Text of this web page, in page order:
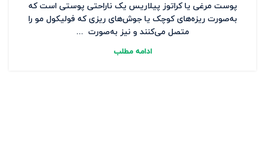
پوست مرغی یا کراتوز پیلاریس یک ناراحتی پوستی است که
به‌صورت ریزه‌های کوچک یا جوش‌های ریزی که فولیکول مو را
متصل می‌کنند و نیز به‌صورت ...
ادامه مطلب